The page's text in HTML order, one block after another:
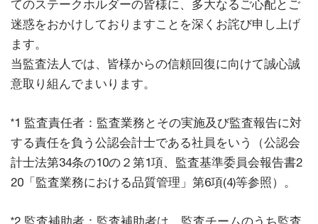
てのステークホルダーの皆様に、多大なるご心配とご
迷惑をおかけしておりますことを深くお詫び申し上げ
ます。
当監査法人では、皆様からの信頼回復に向けて誠心誠
意取り組んでまいります。
*1 監査責任者：監査業務とその実施及び監査報告に対
する責任を負う公認会計士である社員をいう（公認会
計士法第34条の10の２第1項、監査基準委員会報告書2
20「監査業務における品質管理」第6項(4)等参照）。